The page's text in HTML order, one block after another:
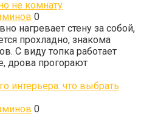
не комнату
0
нагревает стену за собой,
прохладно, знакома
С виду топка работает
дрова прогорают
интерьера: что выбрать
0